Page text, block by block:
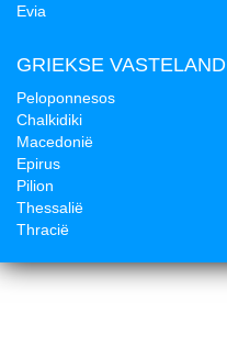
Evia
GRIEKSE VASTELAND
Peloponnesos
Chalkidiki
Macedonië
Epirus
Pilion
Thessalië
Thracië